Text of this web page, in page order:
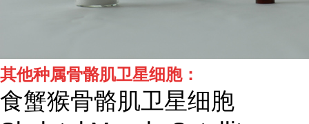
其他种属骨骼肌卫星细胞：
食蟹猴骨骼肌卫星细胞